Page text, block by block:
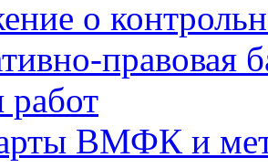
о
правовая
ВМФК и